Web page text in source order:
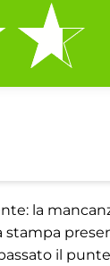
la
stampa
il